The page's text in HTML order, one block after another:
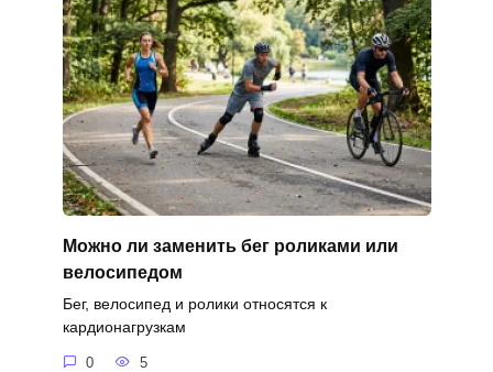
Можно ли заменить бег роликами или
велосипедом
Бег, велосипед и ролики относятся к
кардионагрузкам
0 5